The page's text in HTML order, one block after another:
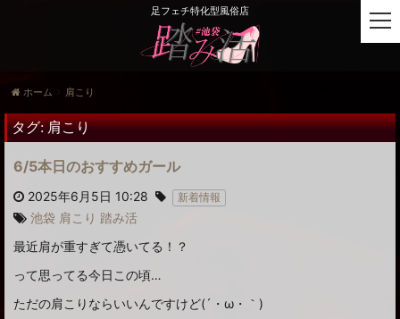
足フェチ特化型風俗店
ホーム 肩こり
タグ:肩こり
6/5本日のおすすめガール
2025年6月5日 10:28 新着情報
池袋 肩こり 踏み活
最近肩が重すぎて憑いてる！？
って思ってる今日この頃…
ただの肩こりならいいんですけど(´・ω・｀)
t
o
e